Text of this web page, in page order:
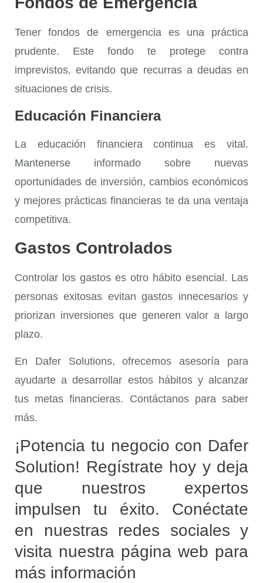
Tenerfondos de emergencia es una práctica
prudente. Este fondo te protege contra
imprevistos, evitando que recurras a deudas en
situaciones de crisis.
Educación Financiera
La educación financieracontinua es vital.
Mantenerse informado sobre nuevas
oportunidades de inversión, cambios económicos
y mejores prácticas financieras te da una ventaja
competitiva.
Gastos Controlados
Controlar los gastos es otro hábito esencial. Las
personas exitosas evitan gastos innecesarios y
priorizan inversiones que generen valor a largo
plazo.
En Dafer Solutions, ofrecemos asesoría para
ayudarte a desarrollar estos hábitos y alcanzar
tus metas financieras. Contáctanos para saber
más.
¡Potencia tu negocio con Dafer
Solution! Regístrate hoy y deja
que nuestros expertos
impulsen tu éxito. Conéctate
en nuestras redes sociales y
visita nuestra página web para
más información